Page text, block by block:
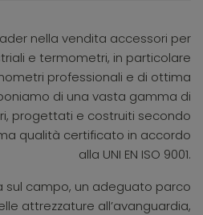
nella vendita accessori per
e termometri, in particolare
professionali e di ottima
di una vasta gamma di
progettati e costruiti secondo
qualità certificato in accordo
alla UNI EN ISO 9001.
sul campo, un adeguato parco
attrezzature all’avanguardia,